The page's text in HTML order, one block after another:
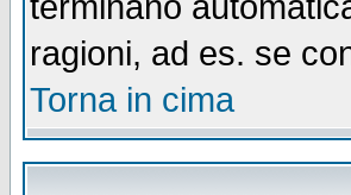
ragioni, ad es. se
Torna in cima